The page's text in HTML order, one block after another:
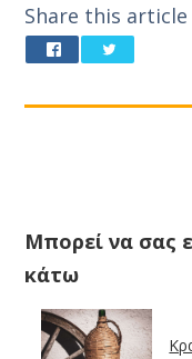
Share this article
Μπορεί να σας
κάτω